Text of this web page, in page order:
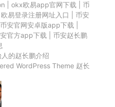
okx欧易app官网下载
币
欧易登录注册网址入口
币安
安官网安卓版app下载
官方app下载
币安赵长鹏
的赵长鹏介绍
WordPressTheme 赵长